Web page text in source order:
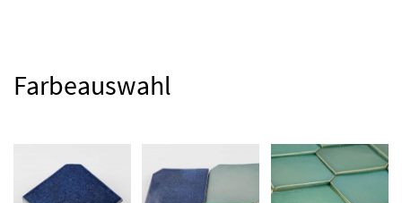
Farbeauswahl